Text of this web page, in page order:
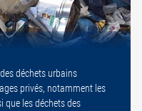
déchets urbains
privés, notamment les
que les déchets des